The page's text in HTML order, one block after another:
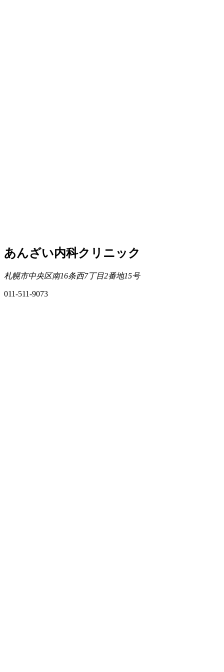
あんざい内科クリニック
札幌市中央区南16条西7丁目2番地15号
011-511-9073